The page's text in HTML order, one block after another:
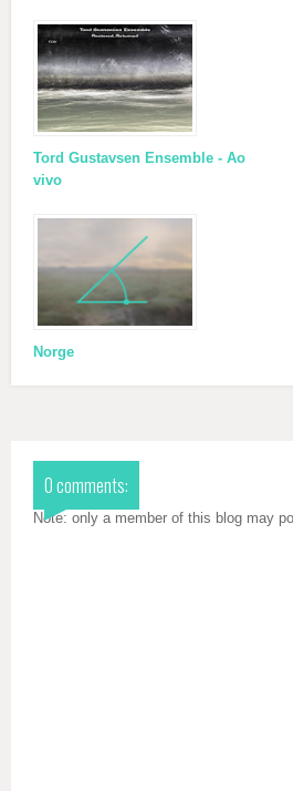
Tord Gustavsen Ensemble - Ao
vivo
Norge
0 comments:
Note: only a member of this blog may